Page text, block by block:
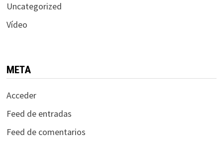
Uncategorized
Vídeo
META
Acceder
Feed de entradas
Feed de comentarios